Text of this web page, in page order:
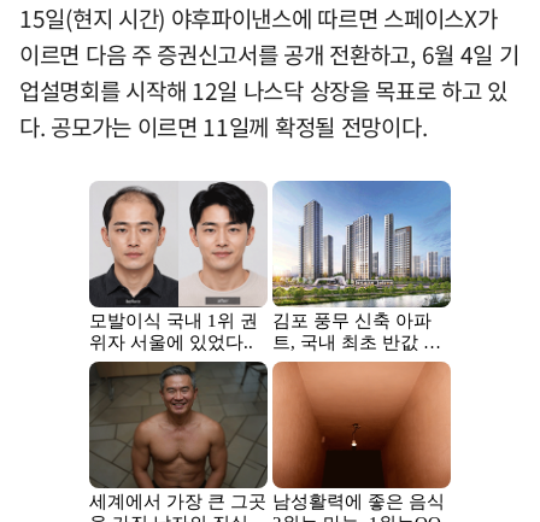
15일(현지 시간) 야후파이낸스에 따르면 스페이스X가
이르면 다음 주 증권신고서를 공개 전환하고, 6월 4일 기
업설명회를 시작해 12일 나스닥 상장을 목표로 하고 있
다. 공모가는 이르면 11일께 확정될 전망이다.